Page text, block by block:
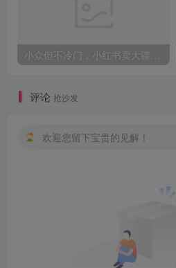
评论 抢沙发
欢迎您留下宝贵的见解！